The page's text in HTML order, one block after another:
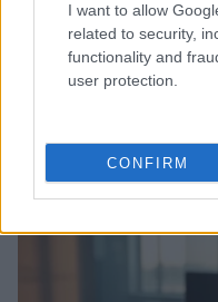
I want to allow
related to security,
functionality and
user protection.
CONFIRM
donatori
Martina Marchesi · 10 Lug 2026